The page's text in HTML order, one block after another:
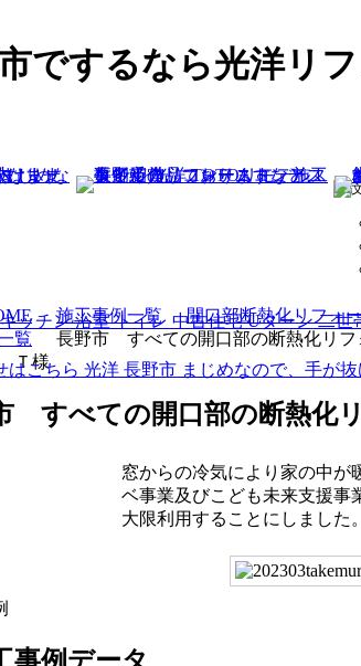
でするなら光洋リ
施工事例一覧
開口部断熱化リフォ
覧
長野市 すべての開口部の断熱化リフ
Ｔ様
すべての開口部の断熱化
窓からの冷気により家の中が
ベ事業及びこども未来支援事
大限利用することにしました。